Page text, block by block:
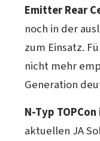
Emitter Rear
noch in der
zum Einsatz.
nicht mehr
Generation
N-Typ
aktuellen JA